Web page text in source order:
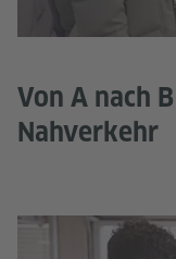
Von A nach
Nahverkehr